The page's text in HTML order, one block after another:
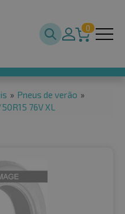
0
» Pneus de verão »
76V XL